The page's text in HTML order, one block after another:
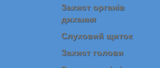
Захист органів
дихання
Слуховий щиток
Захист голови